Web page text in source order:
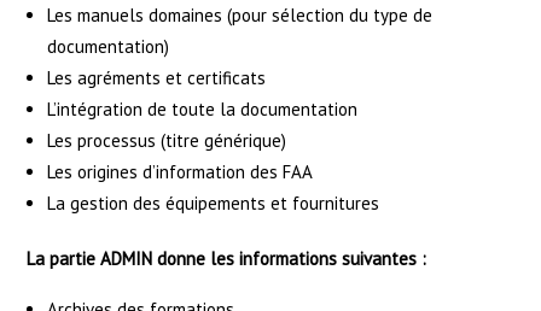
Les manuels domaines (pour sélection du type de
documentation)
Les agréments et certificats
L’intégration de toute la documentation
Les processus (titre générique)
Les origines d’information des FAA
La gestion des équipements et fournitures
La partie ADMIN donne les informations suivantes :